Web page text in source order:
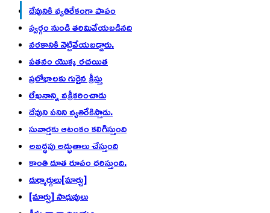
దేవునికి వ్యతిరేకంగా పాపం
స్వర్గం నుండి తరిమివేయబడినది
నరకానికి నెట్టివేయబడ్డారు.
పతనం యొక్క రచయిత
ప్రలోభాలకు గురైన క్రీస్తు
లేఖనాన్ని వక్రీకరించాడు
దేవుని పనిని వ్యతిరేకిస్తాడు.
సువార్తకు ఆటంకం కలిగిస్తుంది
అబద్ధపు అద్భుతాలు చేస్తుంది
కాంతి దూత రూపం ధరిస్తుంది.
దుర్మార్గులు[మార్చు]
[మార్చు] సాధువులు